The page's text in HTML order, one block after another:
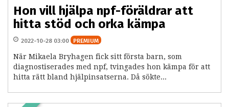
Hon vill hjälpa npf-föräldrar att
hitta stöd och orka kämpa
2022-10-28 03:00 PREMIUM
När Mikaela Bryhagen fick sitt första barn, som
diagnostiserades med npf, tvingades hon kämpa för att
hitta rätt bland hjälpinsatserna. Då sökte...